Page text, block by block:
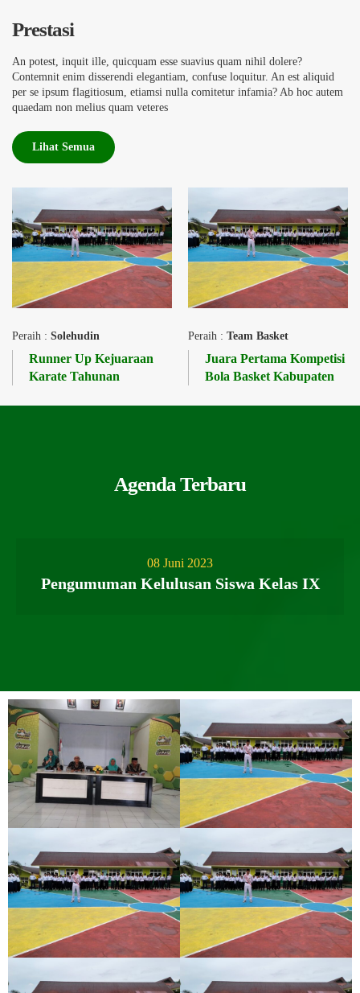
Prestasi
An potest, inquit ille, quicquam esse suavius quam nihil dolere?
Contemnit enim disserendi elegantiam, confuse loquitur. An est aliquid
per se ipsum flagitiosum, etiamsi nulla comitetur infamia? Ab hoc autem
quaedam non melius quam veteres
Lihat Semua
Peraih : Solehudin
Runner Up Kejuaraan
Karate Tahunan
Peraih : Team Basket
Juara Pertama Kompetisi
Bola Basket Kabupaten
Agenda Terbaru
08 Juni 2023
Pengumuman Kelulusan Siswa Kelas IX